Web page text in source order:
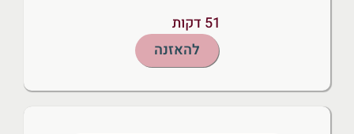
51 דקות
להאזנה